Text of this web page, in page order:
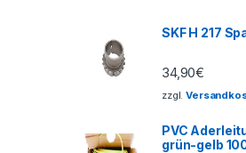
SKF H 217
34,90€
zzgl.
PVC
grün-gelb